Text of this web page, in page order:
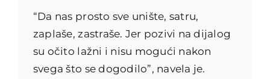
“Da nas prosto sve unište, satru,
zaplaše, zastraše. Jer pozivi na dijalog
su očito lažni i nisu mogući nakon
svega što se dogodilo”, navela je.